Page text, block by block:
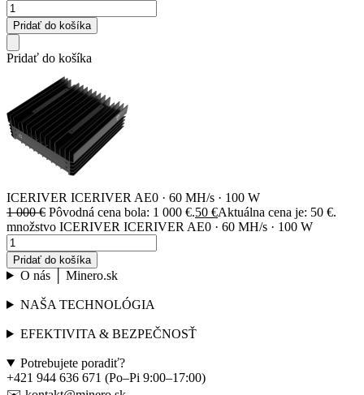
Pridať do košíka
Pridať do košíka
ICERIVER ICERIVER AE0 · 60 MH/s · 100 W
1 000€ Pôvodná cena bola: 1 000 €.50 €Aktuálna cena je: 50 €.
množstvo ICERIVER ICERIVER AE0 · 60 MH/s · 100 W
Pridať do košíka
O nás │ Minero.sk
NAŠA TECHNOLÓGIA
EFEKTIVITA & BEZPEČNOSŤ
Potrebujete poradiť?
+421 944 636 671 (Po–Pi 9:00–17:00)